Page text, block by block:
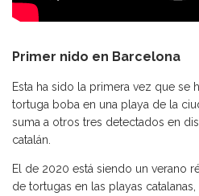
Primer nido en Barcelona
Esta ha sido la primera vez que se
tortuga boba en una playa de la
suma a otros tres detectados en
catalán.
El de 2020 está siendo un verano
de tortugas en las playas